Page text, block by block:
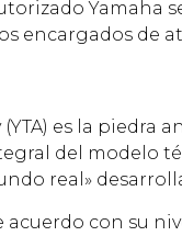
encargados de
(YTA) es la
del modelo
real»
acuerdo con su